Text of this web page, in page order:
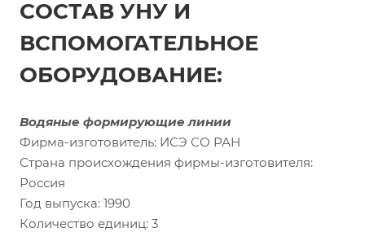
СОСТАВ УНУ И
ВСПОМОГАТЕЛЬНОЕ
ОБОРУДОВАНИЕ:
Водяные формирующие линии
Фирма-изготовитель: ИСЭ СО РАН
Страна происхождения фирмы-изготовителя:
Россия
Год выпуска: 1990
Количество единиц: 3